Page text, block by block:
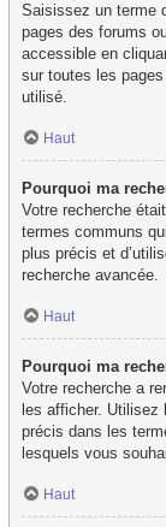
Saisissez un terme
pages des forums
accessible en
sur toutes les
utilisé.
Haut
Pourquoi ma
Votre recherche
termes communs
plus précis et
recherche avancée.
Haut
Pourquoi ma
Votre recherche a
les afficher. Utilisez
précis dans les
lesquels vous
Haut